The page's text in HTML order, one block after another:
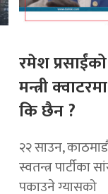
रमेश प्रसाईंको
मन्त्री
कि छैन ?
२२ साउन,
स्वतन्त्र पार्टीका
पकाउने ग्यासको